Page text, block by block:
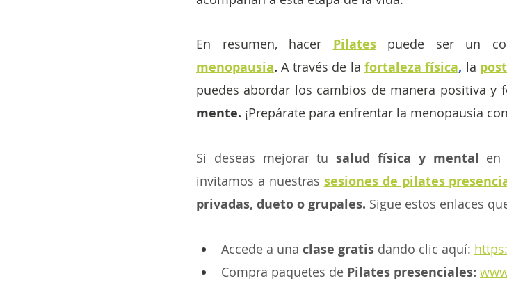
En resumen, hacer Pilates
menopausia. A través de la fortaleza física, la
puedes abordar los cambios de manera positiva y
mente. ¡Prepárate para enfrentar la menopausia
Si deseas mejorar tu salud física y mental en
invitamos a nuestras sesiones de pilates
privadas, dueto o grupales. Sigue estos enlaces
Accede a una clase gratis dando clic aquí:
Compra paquetes de Pilates presenciales: